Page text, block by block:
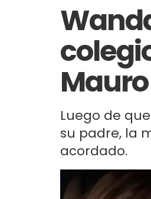
Luego de
su padre, la
acordado.